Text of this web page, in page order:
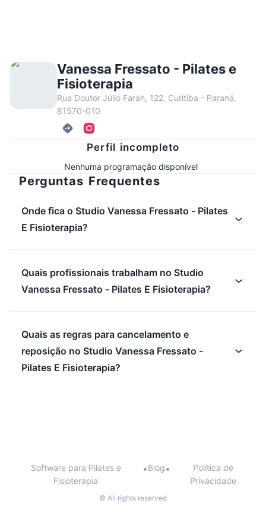
Vanessa Fressato - Pilates e
Fisioterapia
Rua Doutor Júlio Farah, 122, Curitiba - Paraná,
81570-010
Perfil incompleto
Nenhuma programação disponível
Perguntas Frequentes
Onde fica o Studio Vanessa Fressato - Pilates
E Fisioterapia?
Quais profissionais trabalham no Studio
Vanessa Fressato - Pilates E Fisioterapia?
Quais as regras para cancelamento e
reposição no Studio Vanessa Fressato -
Pilates E Fisioterapia?
Software para Pilates e
Fisioterapia
•Blog•
Política de
Privacidade
© All rights reserved